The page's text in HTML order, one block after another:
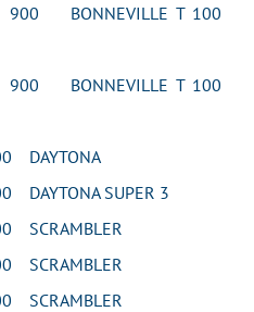
BONNEVILLE T 100
BONNEVILLE T 100
DAYTONA
SUPER 3
SCRAMBLER
SCRAMBLER
SCRAMBLER